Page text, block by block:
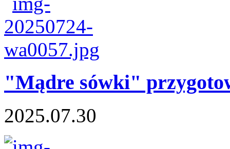
"Mądre sówki"
2025.07.30